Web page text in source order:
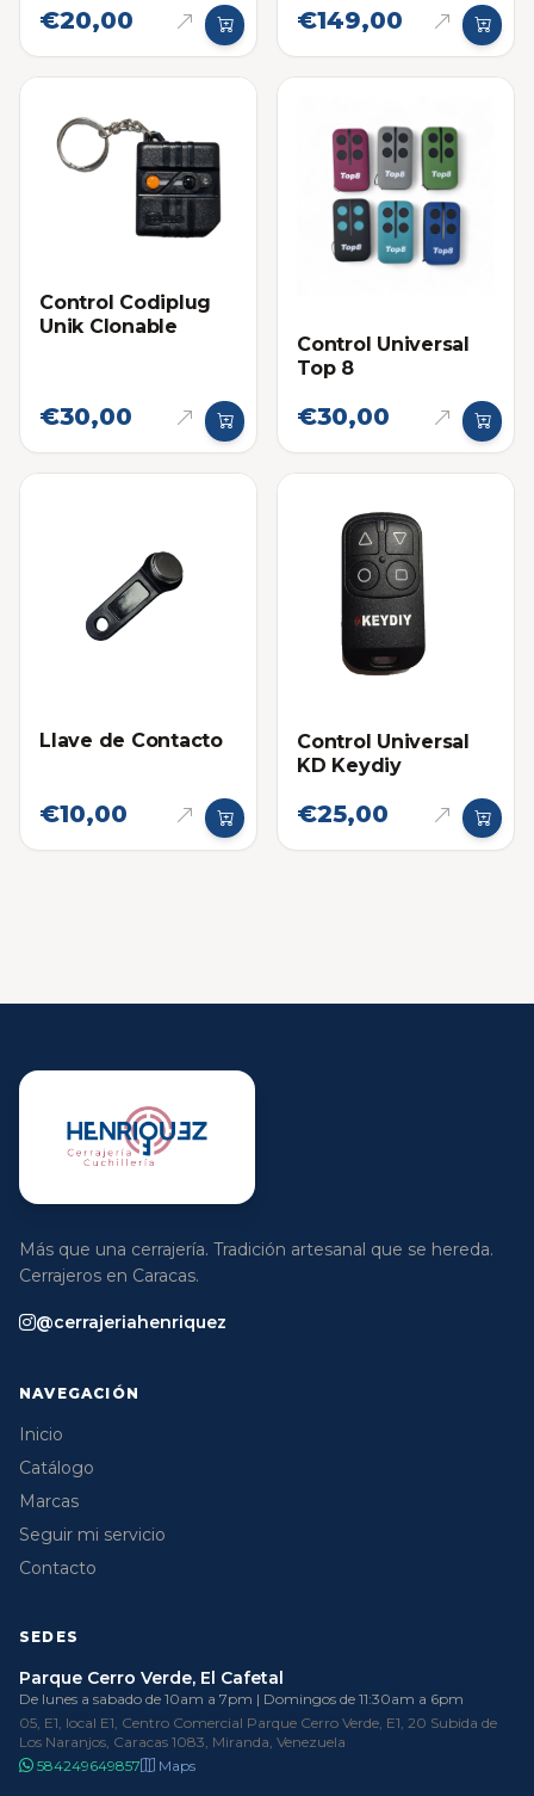
€20,00 €149,00
Control Codiplug
Unik Clonable
€30,00
Control Universal
Top 8
€30,00
Llave de Contacto
€10,00
Control Universal
KD Keydiy
€25,00
Más que una cerrajería. Tradición artesanal que se hereda.
Cerrajeros en Caracas.
@cerrajeriahenriquez
NAVEGACIÓN
Inicio
Catálogo
Marcas
Seguir mi servicio
Contacto
SEDES
Parque Cerro Verde, El Cafetal
De lunes a sabado de 10am a 7pm | Domingos de 11:30am a 6pm
05, E1, local E1, Centro Comercial Parque Cerro Verde, E1, 20 Subida de
Los Naranjos, Caracas 1083, Miranda, Venezuela
584249649857
Maps